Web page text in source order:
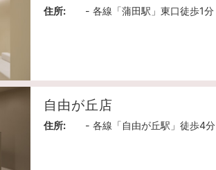
住所: - 各線「蒲田駅」東口徒歩1分
自由が丘店
住所: - 各線「自由が丘駅」徒歩4分